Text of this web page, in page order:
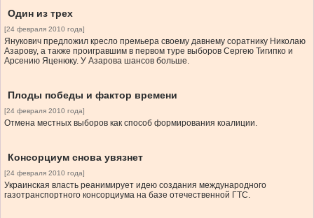
Один из трех
[24 февраля 2010 года]
Янукович предложил кресло премьера своему давнему соратнику Николаю
Азарову, а также проигравшим в первом туре выборов Сергею Тигипко и
Арсению Яценюку. У Азарова шансов больше.
Плоды победы и фактор времени
[24 февраля 2010 года]
Отмена местных выборов как способ формирования коалиции.
Консорциум снова увязнет
[24 февраля 2010 года]
Украинская власть реанимирует идею создания международного
газотранспортного консорциума на базе отечественной ГТС.